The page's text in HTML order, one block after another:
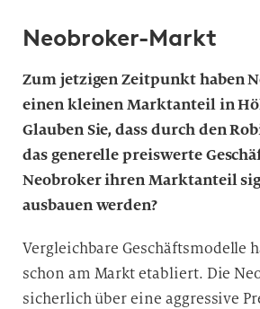
Neobroker-Markt
Zum jetzigen Zeitpunkt haben
einen kleinen Marktanteil in
Glauben Sie, dass durch den
das generelle preiswerte
Neobroker ihren Marktanteil
ausbauen werden?
Vergleichbare Geschäftsmodelle
schon am Markt etabliert. Die
sicherlich über eine aggressive